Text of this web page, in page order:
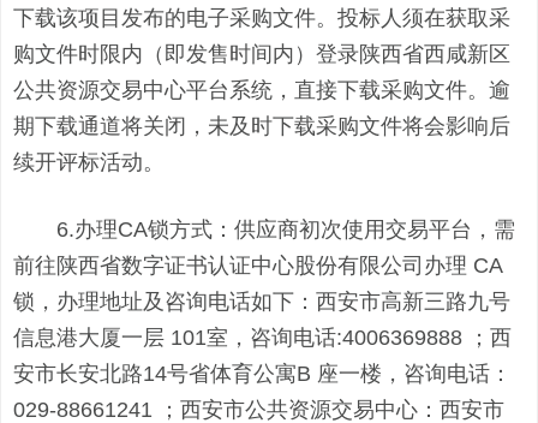
下载该项目发布的电子采购文件。投标人须在获取采
购文件时限内（即发售时间内）登录陕西省西咸新区
公共资源交易中心平台系统，直接下载采购文件。逾
期下载通道将关闭，未及时下载采购文件将会影响后
续开评标活动。
6.办理CA锁方式：供应商初次使用交易平台，需
前往陕西省数字证书认证中心股份有限公司办理 CA
锁，办理地址及咨询电话如下：西安市高新三路九号
信息港大厦一层 101室，咨询电话:4006369888 ；西
安市长安北路14号省体育公寓B 座一楼，咨询电话：
029-88661241 ；西安市公共资源交易中心：西安市